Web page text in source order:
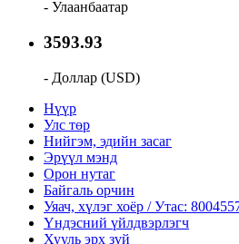
- Улаанбаатар
3593.93
- Доллар (USD)
Нүүр
Улс төр
Нийгэм, эдийн засаг
Эрүүл мэнд
Орон нутаг
Байгаль орчин
Уяач, хүлэг хоёр / Утас:
Үндэсний үйлдвэрлэгч
Хууль эрх зүй